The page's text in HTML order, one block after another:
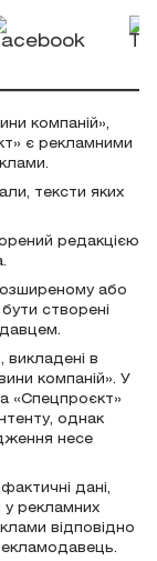
компаній»,
є рекламними
тексти яких
редакцією
або
створені
викладені в
компаній». У
«Спецпроєкт»
однак
несе
дані,
у рекламних
відповідно